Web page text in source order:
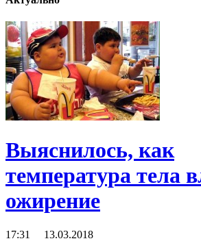
Выяснилось, как
температура тела
ожирение
17:31 13.03.2018